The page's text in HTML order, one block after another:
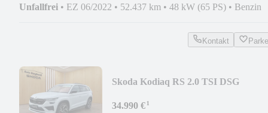
Unfallfrei • EZ 06/2022 • 52.437 km • 48 kW (65 PS) • Benzin
Kontakt
Skoda Kodiaq RS 2.0 TSI DSG
34.990 €¹